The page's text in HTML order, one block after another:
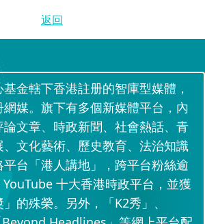
返回
金轄下香港註册的智庫型媒體，
媒。旗下有多個新媒體平台，內
文章、時政新聞、社會熱話、青
文化藝術、歷史教育、法治知識
台「港人講地」，跨平台粉絲逾
十大香港時政平台，並獲
的殊榮。另外，「K2秀」、